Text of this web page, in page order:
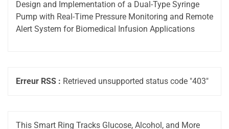
Design and Implementation of a Dual-Type Syringe
Pump with Real-Time Pressure Monitoring and Remote
Alert System for Biomedical Infusion Applications
Erreur RSS : Retrieved unsupported status code "403"
This Smart Ring Tracks Glucose, Alcohol, and More